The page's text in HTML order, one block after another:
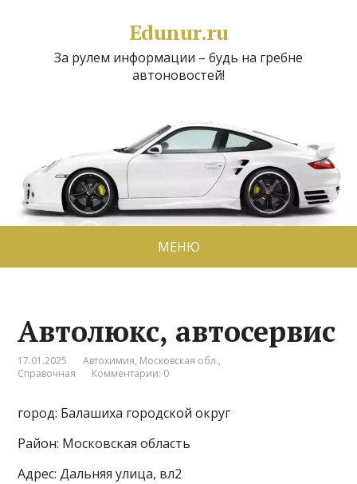
Edunur.ru
За рулем информации – будь на гребне
автоновостей!
МЕНЮ
Автолюкс, автосервис
17.01.2025 Автохимия, Московская обл.,
Справочная
Комментарии: 0
город: Балашиха городской округ
Район: Московская область
Адрес: Дальняя улица, вл2